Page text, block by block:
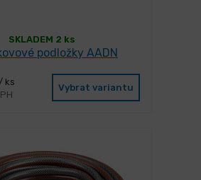
SKLADEM 2 ks
podložky AADN
/ ks
Vybrat variantu